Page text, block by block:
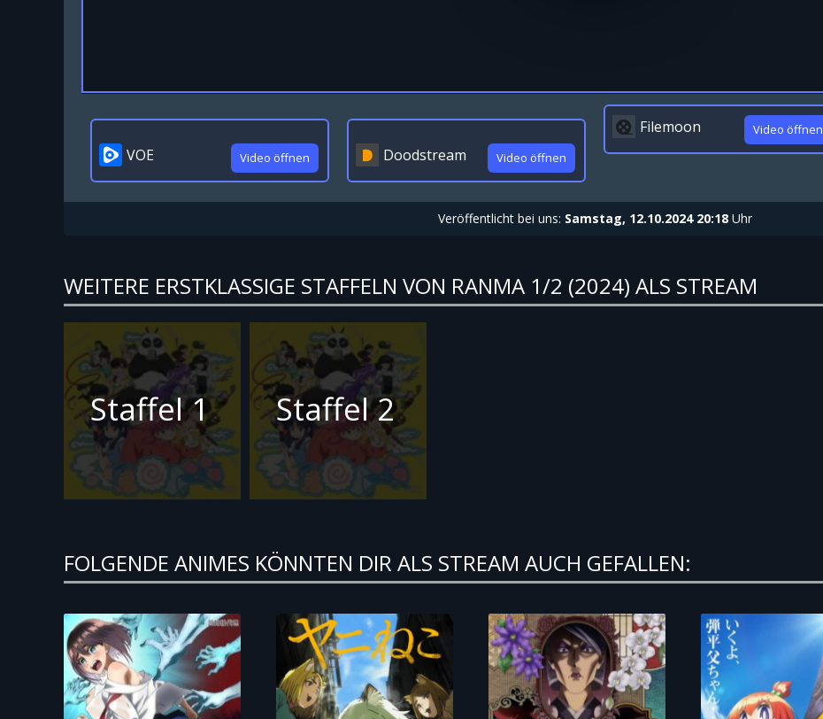
VOE Video öffnen Doodstream Video öffnen
Filemoon Video öffnen
Veröffentlicht bei uns: Samstag, 12.10.2024 20:18Uhr
WEITERE ERSTKLASSIGE STAFFELN VON RANMA 1/2 (2024) ALS STREAM
Staffel 1 Staffel 2
FOLGENDE ANIMES KÖNNTEN DIR ALS STREAM AUCH GEFALLEN: